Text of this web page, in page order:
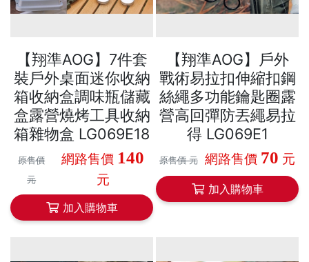
【翔準AOG】7件套
裝戶外桌面迷你收納
箱收納盒調味瓶儲藏
盒露營燒烤工具收納
箱雜物盒 LG069E18
原售價
元
網路售價 140
元
加入購物車
【翔準AOG】戶外
戰術易拉扣伸縮扣鋼
絲繩多功能鑰匙圈露
營高回彈防丟繩易拉
得 LG069E1
原售價 元 網路售價 70 元
加入購物車